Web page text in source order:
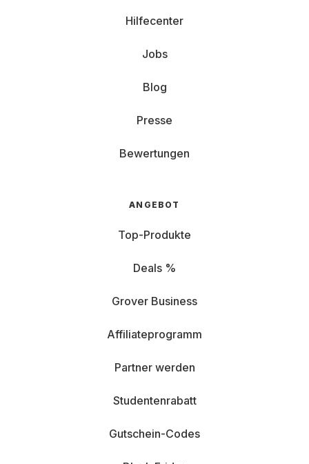
Hilfecenter
Jobs
Blog
Presse
Bewertungen
ANGEBOT
Top-Produkte
Deals %
Grover Business
Affiliateprogramm
Partner werden
Studentenrabatt
Gutschein-Codes